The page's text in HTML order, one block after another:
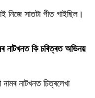
নিজে সাতটা গীত গাইছিল।
নাটখনত কি চৰিত্ৰত অভিনয়
নাটখনত চিত্ৰলেখা